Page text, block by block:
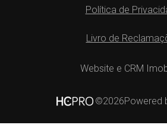
Política de
Livro de
Website e CRM
©2026Powered